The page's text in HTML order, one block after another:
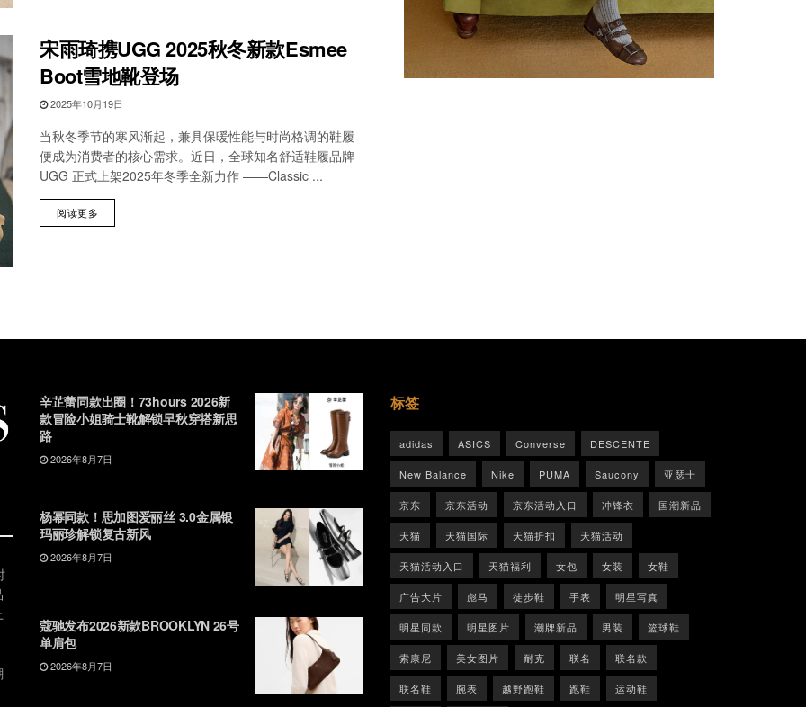
宋雨琦携UGG 2025秋冬新款Esmee
Boot雪地靴登场
2025年10月19日
当秋冬季节的寒风渐起，兼具保暖性能与时尚格调的鞋履
便成为消费者的核心需求。近日，全球知名舒适鞋履品牌
UGG 正式上架2025年冬季全新力作 ——Classic ...
阅读更多
辛芷蕾同款出圈！73hours 2026新
款冒险小姐骑士靴解锁早秋穿搭新思
路
2026年8月7日
杨幂同款！思加图爱丽丝 3.0金属银
玛丽珍解锁复古新风
2026年8月7日
蔻驰发布2026新款BROOKLYN 26号
单肩包
2026年8月7日
标签
adidas ASICS Converse DESCENTE
New Balance Nike PUMA Saucony 亚瑟士
京东 京东活动 京东活动入口 冲锋衣 国潮新品
天猫 天猫国际 天猫折扣 天猫活动
天猫活动入口 天猫福利 女包 女装 女鞋
广告大片 彪马 徒步鞋 手表 明星写真
明星同款 明星图片 潮牌新品 男装 篮球鞋
索康尼 美女图片 耐克 联名 联名款
联名鞋 腕表 越野跑鞋 跑鞋 运动鞋